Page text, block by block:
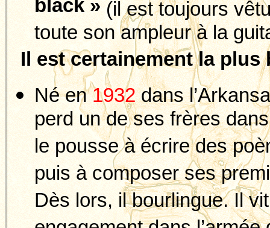
black »(il est toujours
toute son ampleur à la
Il est certainement la plus
Né en1932dans
perd un de ses frères
le pousse à écrire des
puis à composer ses
Dès lors, il bourlingue. Il